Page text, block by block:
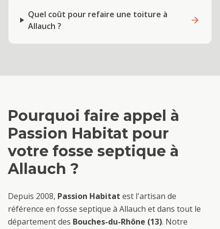
Quel coût pour refaire une toiture à
Allauch ?
Pourquoi faire appel à
Passion Habitat pour
votre fosse septique à
Allauch ?
Depuis 2008, Passion Habitat est l'artisan de
référence en fosse septique à Allauch et dans tout le
département des Bouches-du-Rhône (13). Notre